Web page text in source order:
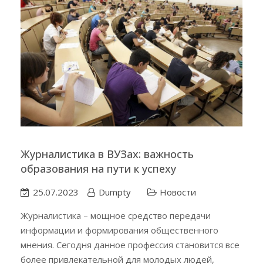
Журналистика в ВУЗах: важность
образования на пути к успеху
25.07.2023 Dumpty
Новости
Журналистика – мощное средство передачи
информации и формирования общественного
мнения. Сегодня данное профессия становится все
более привлекательной для молодых людей,